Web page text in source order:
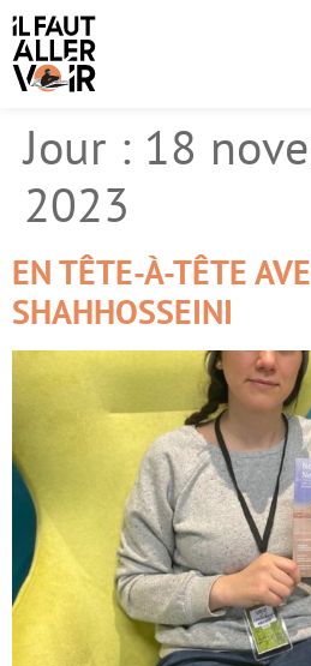
Jour : 18
2023
EN TÊTE-À-TÊTE
SHAHHOSSEINI